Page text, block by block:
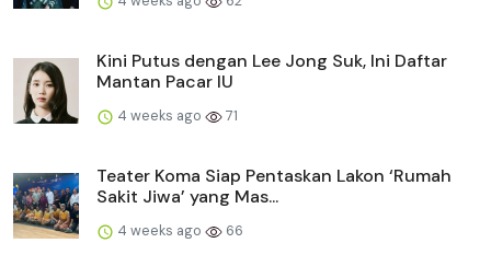
Kini Putus dengan Lee Jong Suk, Ini Daftar
Mantan Pacar IU
4 weeks ago 71
Teater Koma Siap Pentaskan Lakon ‘Rumah
Sakit Jiwa’ yang Mas...
4 weeks ago 66